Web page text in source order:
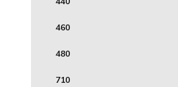
460
480
710